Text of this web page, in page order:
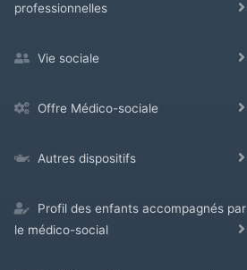
professionnelles
Vie sociale
Offre Médico-sociale
Autres dispositifs
Profil des enfants accompagnés par
le médico-social